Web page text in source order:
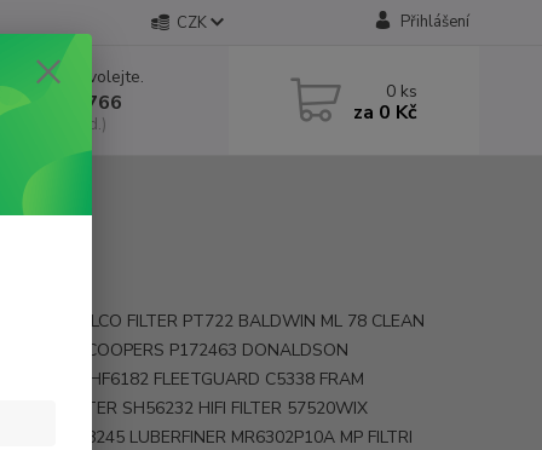
CZK Přihlášení
rady? Zavolejte.
552 766
6:30-15 hod.)
0 ks
za 0 Kč
MD-319 ALCO FILTER PT722 BALDWIN ML 78 CLEAN
HEM 6005 COOPERS P172463 DONALDSON
FILTREC HF6182 FLEETGUARD C5338 FRAM
FILTER SH56232 HIFI FILTER 57520WIX
LINDE LH 8245 LUBERFINER MR6302P10A MP FILTRI